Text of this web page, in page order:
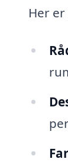
Her